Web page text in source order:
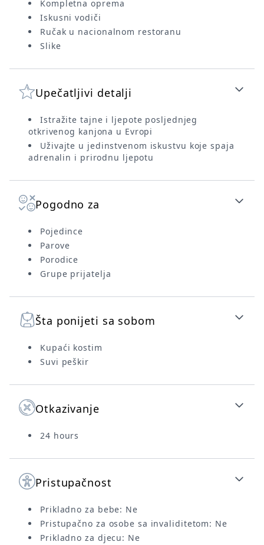
Kompletna oprema
Iskusni vodiči
Ručak u nacionalnom restoranu
Slike
Upečatljivi detalji
Istražite tajne i ljepote posljednjeg
otkrivenog kanjona u Evropi
Uživajte u jedinstvenom iskustvu koje spaja
adrenalin i prirodnu ljepotu
Pogodno za
Pojedince
Parove
Porodice
Grupe prijatelja
Šta ponijeti sa sobom
Kupaći kostim
Suvi peškir
Otkazivanje
24 hours
Pristupačnost
Prikladno za bebe: Ne
Pristupačno za osobe sa invaliditetom: Ne
Prikladno za djecu: Ne